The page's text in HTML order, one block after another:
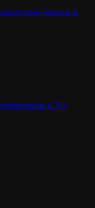
прокси в
в 17+